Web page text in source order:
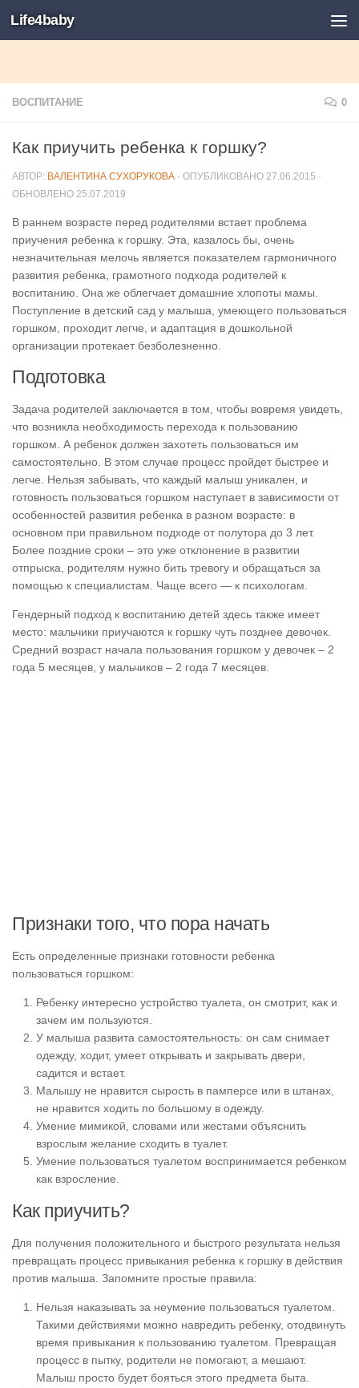
Life4baby
ВОСПИТАНИЕ 0
Как приучить ребенка к горшку?
АВТОР: ВАЛЕНТИНА СУХОРУКОВА · ОПУБЛИКОВАНО 27.06.2015 ·
ОБНОВЛЕНО 25.07.2019
В раннем возрасте перед родителями встает проблема
приучения ребенка к горшку. Эта, казалось бы, очень
незначительная мелочь является показателем гармоничного
развития ребенка, грамотного подхода родителей к
воспитанию. Она же облегчает домашние хлопоты мамы.
Поступление в детский сад у малыша, умеющего пользоваться
горшком, проходит легче, и адаптация в дошкольной
организации протекает безболезненно.
Подготовка
Задача родителей заключается в том, чтобы вовремя увидеть,
что возникла необходимость перехода к пользованию
горшком. А ребенок должен захотеть пользоваться им
самостоятельно. В этом случае процесс пройдет быстрее и
легче. Нельзя забывать, что каждый малыш уникален, и
готовность пользоваться горшком наступает в зависимости от
особенностей развития ребенка в разном возрасте: в
основном при правильном подходе от полутора до 3 лет.
Более поздние сроки – это уже отклонение в развитии
отпрыска, родителям нужно бить тревогу и обращаться за
помощью к специалистам. Чаще всего — к психологам.
Гендерный подход к воспитанию детей здесь также имеет
место: мальчики приучаются к горшку чуть позднее девочек.
Средний возраст начала пользования горшком у девочек – 2
года 5 месяцев, у мальчиков – 2 года 7 месяцев.
Признаки того, что пора начать
Есть определенные признаки готовности ребенка
пользоваться горшком:
Ребенку интересно устройство туалета, он смотрит, как и
зачем им пользуются.
У малыша развита самостоятельность: он сам снимает
одежду, ходит, умеет открывать и закрывать двери,
садится и встает.
Малышу не нравится сырость в памперсе или в штанах,
не нравится ходить по большому в одежду.
Умение мимикой, словами или жестами объяснить
взрослым желание сходить в туалет.
Умение пользоваться туалетом воспринимается ребенком
как взросление.
Как приучить?
Для получения положительного и быстрого результата нельзя
превращать процесс привыкания ребенка к горшку в действия
против малыша. Запомните простые правила:
Нельзя наказывать за неумение пользоваться туалетом.
Такими действиями можно навредить ребенку, отодвинуть
время привыкания к пользованию туалетом. Превращая
процесс в пытку, родители не помогают, а мешают.
Малыш просто будет бояться этого предмета быта.